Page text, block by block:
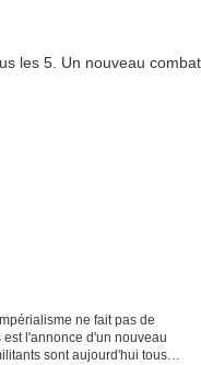
ne fait pas de
l'annonce d'un nouveau
sont aujourd'hui tous